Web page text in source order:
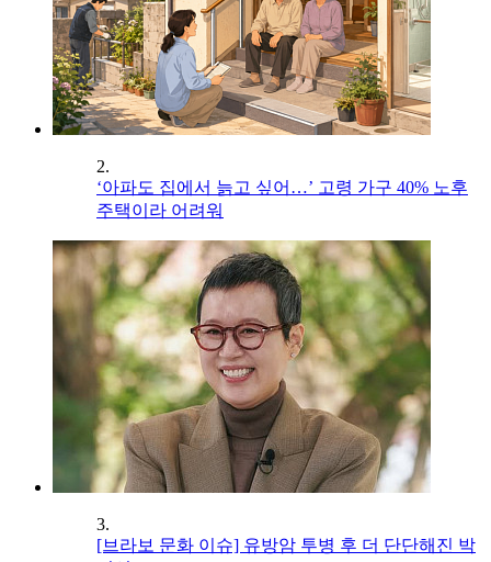
2.
‘아파도 집에서 늙고 싶어…’ 고령 가구 40% 노후
주택이라 어려워
3.
[브라보 문화 이슈] 유방암 투병 후 더 단단해진 박